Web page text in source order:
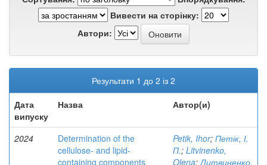
Вивести на сторінку:
Автори:
Результати 1 до 2 із 2
Дата
випуску
Назва Автор(и)
2024
Determination of the
cellulose- and lipid-
containing components
Petik, Ihor; Петік, І.
П.; Litvinenko,
Olena;Литвиненко,